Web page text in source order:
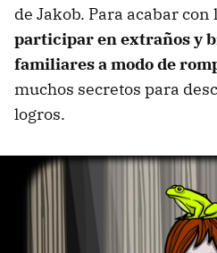
de Jakob. Para acabar
participar en extraños y
familiares a modo de
muchos secretos para
logros.